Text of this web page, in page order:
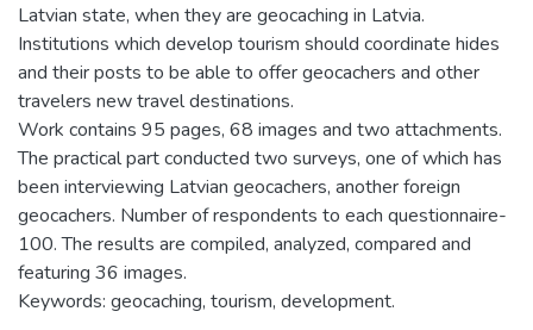
Latvian state, when they are geocaching in Latvia.
Institutions which develop tourism should coordinate hides
and their posts to be able to offer geocachers and other
travelers new travel destinations.
Work contains 95 pages, 68 images and two attachments.
The practical part conducted two surveys, one of which has
been interviewing Latvian geocachers, another foreign
geocachers. Number of respondents to each questionnaire-
100. The results are compiled, analyzed, compared and
featuring 36 images.
Keywords: geocaching, tourism, development.